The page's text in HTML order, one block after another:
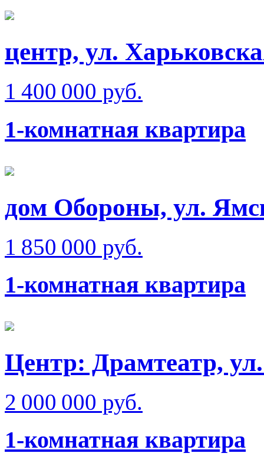
центр, ул.
1 400 000 руб.
1-комнатная квартира
дом Обороны, ул.
1 850 000 руб.
1-комнатная квартира
Центр: Драмтеатр,
2 000 000 руб.
1-комнатная квартира